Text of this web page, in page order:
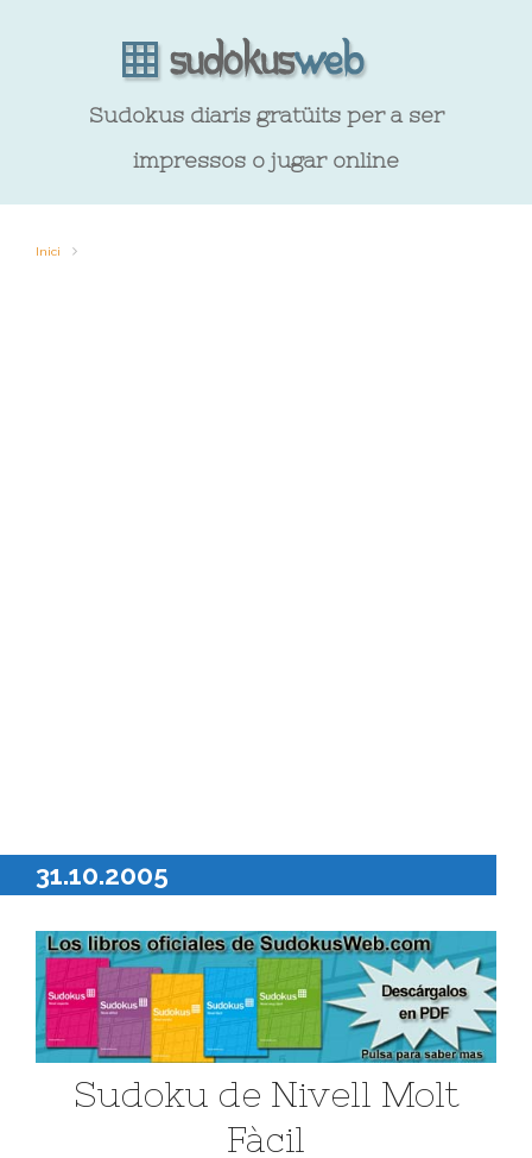
Sudokus diaris gratüits per a ser
impressos o jugar online
Inici
31.10.2005
Sudoku de Nivell Molt
Fàcil